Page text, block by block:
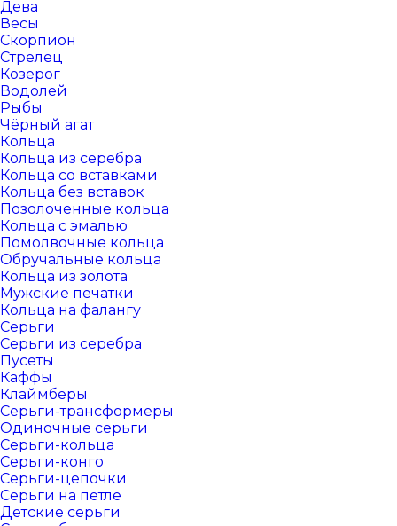
Дева
Весы
Скорпион
Стрелец
Козерог
Водолей
Рыбы
Чёрный агат
Кольца
Кольца из серебра
Кольца со вставками
Кольца без вставок
Позолоченные кольца
Кольца с эмалью
Помолвочные кольца
Обручальные кольца
Кольца из золота
Мужские печатки
Кольца на фалангу
Серьги
Серьги из серебра
Пусеты
Каффы
Клаймберы
Серьги-трансформеры
Одиночные серьги
Серьги-кольца
Серьги-конго
Серьги-цепочки
Серьги на петле
Детские серьги